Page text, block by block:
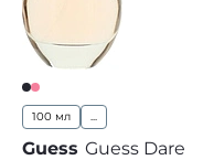
100 мл ...
Guess Guess Dare